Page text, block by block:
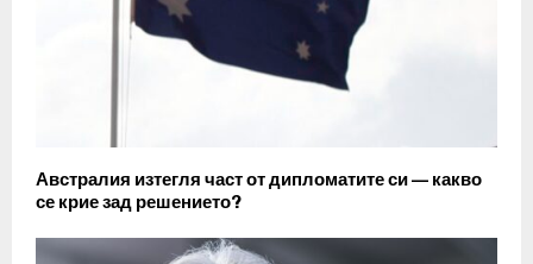
Австралия изтегля част от дипломатите си — какво
се крие зад решението?